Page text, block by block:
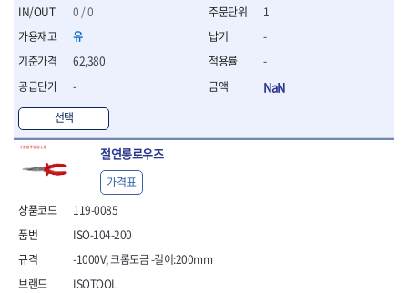
- 방폭가위
- 방폭렌치
- 방폭스패너
- 방폭비트소켓
- 방폭아답타
- 방폭T렌치
- 방폭드라이버
- 방폭펀치
- 절연포지비트소켓
철공공구
- 볼트커터
- 항공가위
- 클램프
- 망치
0 / 0
유
62,380
-
선택
1
-
-
NaN
절연롱로우즈
119-0085
ISOTOOL
ISO-104-200
-1000V, 크롬도금 -길이:200mm
가격표